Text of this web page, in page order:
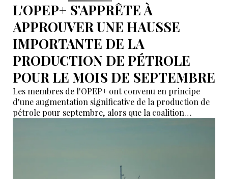
L'OPEP+ S'APPRÊTE À
APPROUVER UNE HAUSSE
IMPORTANTE DE LA
PRODUCTION DE PÉTROLE
POUR LE MOIS DE SEPTEMBRE
Les membres de l'OPEP+ ont convenu en principe
d'une augmentation significative de la production de
pétrole pour septembre, alors que la coalition